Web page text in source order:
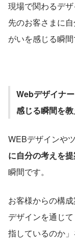
現場で関わるデ
先のお客さまに
がいを感じる瞬間
Webデザイナ
感じる瞬間を教
WEBデザインや
に自分の考えを
瞬間です。
お客様からの構
デザインを通じ
指しているのか